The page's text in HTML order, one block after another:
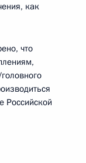
как
что
Российской